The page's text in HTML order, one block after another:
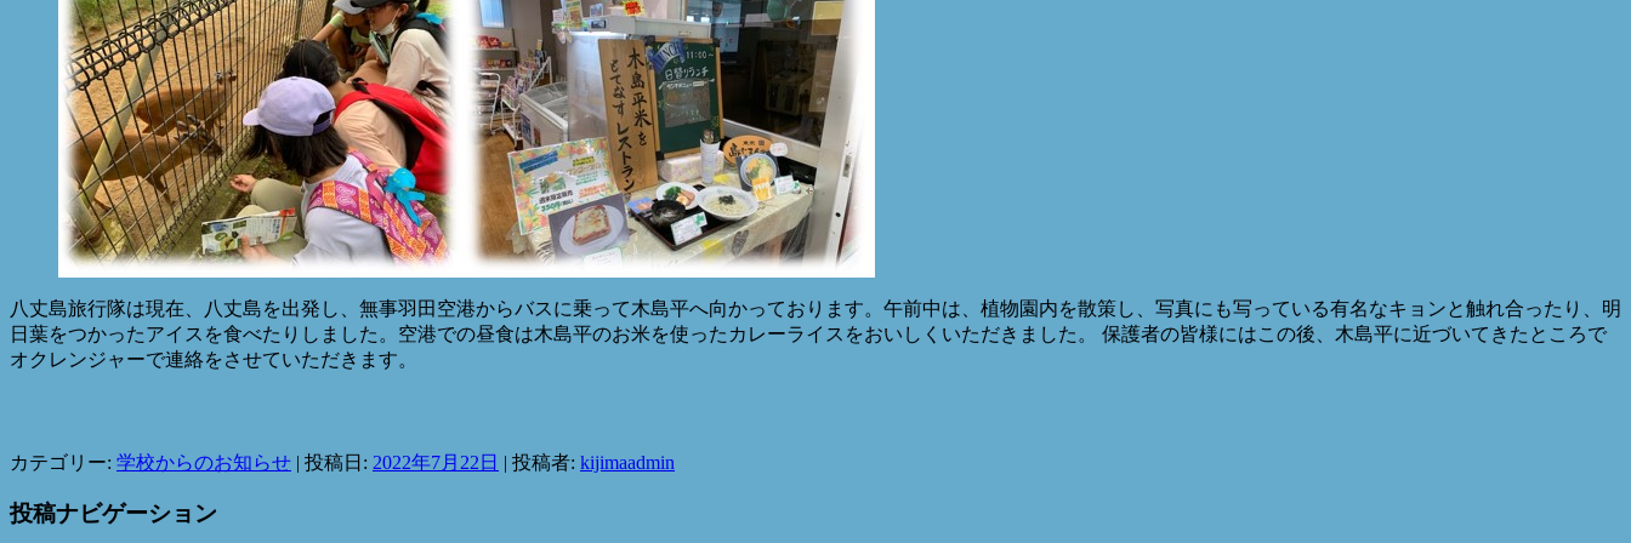
八丈島旅行隊は現在、八丈島を出発し、無事羽田空港からバスに乗って木島平へ向かっております。午前中は、植物園内を散策し、写真にも写っている有名なキョンと触れ合ったり、明
日葉をつかったアイスを食べたりしました。空港での昼食は木島平のお米を使ったカレーライスをおいしくいただきました。 保護者の皆様にはこの後、木島平に近づいてきたところで
オクレンジャーで連絡をさせていただきます。
カテゴリー: 学校からのお知らせ | 投稿日: 2022年7月22日 | 投稿者: kijimaadmin
投稿ナビゲーション